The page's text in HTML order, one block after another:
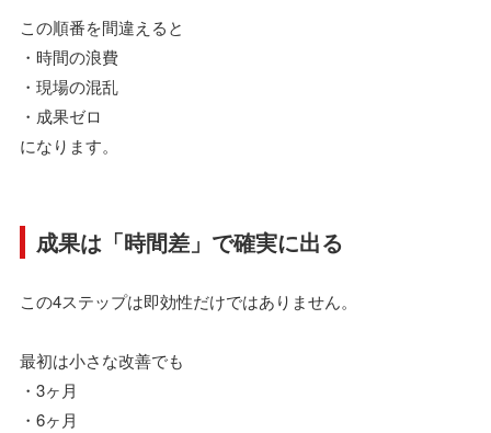
この順番を間違えると
・時間の浪費
・現場の混乱
・成果ゼロ
になります。
成果は「時間差」で確実に出る
この4ステップは即効性だけではありません。
最初は小さな改善でも
・3ヶ月
・6ヶ月